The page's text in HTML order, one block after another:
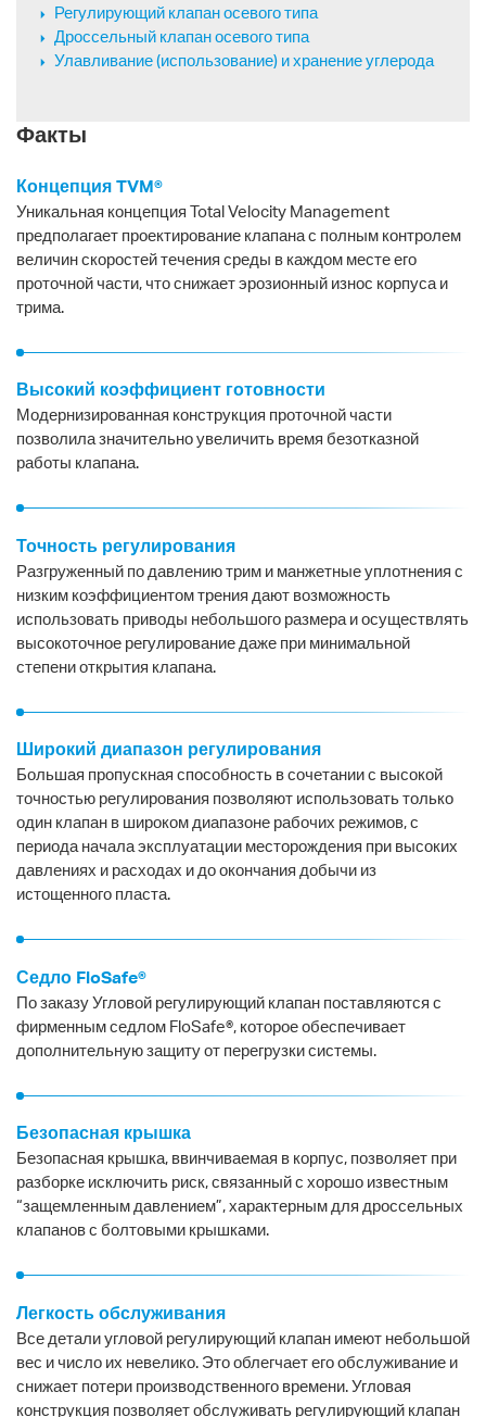
Регулирующий клапан осевого типа
Дроссельный клапан осевого типа
Улавливание (использование) и хранение углерода
Факты
Концепция TVM®
Уникальная концепция Total Velocity Management
предполагает проектирование клапана с полным контролем
величин скоростей течения среды в каждом месте его
проточной части, что снижает эрозионный износ корпуса и
трима.
Высокий коэффициент готовности
Модернизированная конструкция проточной части
позволила значительно увеличить время безотказной
работы клапана.
Точность регулирования
Разгруженный по давлению трим и манжетные уплотнения с
низким коэффициентом трения дают возможность
использовать приводы небольшого размера и осуществлять
высокоточное регулирование даже при минимальной
степени открытия клапана.
Широкий диапазон регулирования
Большая пропускная способность в сочетании с высокой
точностью регулирования позволяют использовать только
один клапан в широком диапазоне рабочих режимов, с
периода начала эксплуатации месторождения при высоких
давлениях и расходах и до окончания добычи из
истощенного пласта.
Седло FloSafe®
По заказу Угловой регулирующий клапан поставляются с
фирменным седлом FloSafe®, которое обеспечивает
дополнительную защиту от перегрузки системы.
Безопасная крышка
Безопасная крышка, ввинчиваемая в корпус, позволяет при
разборке исключить риск, связанный с хорошо известным
“защемленным давлением”, характерным для дроссельных
клапанов с болтовыми крышками.
Легкость обслуживания
Все детали yгловой регулирующий клапан имеют небольшой
вес и число их невелико. Это облегчает его обслуживание и
снижает потери производственного времени. Угловая
конструкция позволяет обслуживать регулирующий клапан